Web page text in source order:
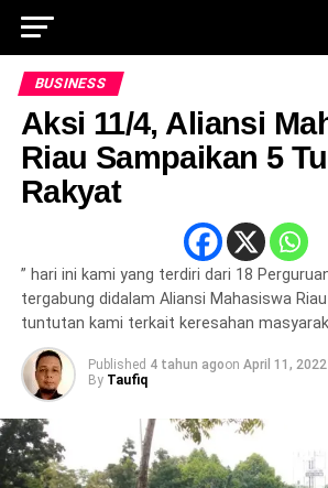
BUSINESS
Aksi 11/4, Aliansi
Riau Sampaikan 5
Rakyat
” hari ini kami yang terdiri dari 18
tergabung didalam Aliansi Mahasiswa
tuntutan kami terkait keresahan
Published 4 tahun agoon April 11, 2022
By Taufiq